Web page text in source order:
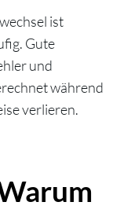
ist
Gute
und
während
verlieren.